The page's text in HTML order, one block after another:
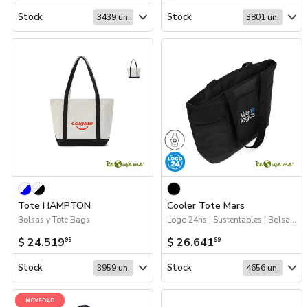
Stock 3439 un. Stock 3801 un.
Tote HAMPTON
Bolsas y Tote Bags
$ 24.51999
Stock 3959 un.
Cooler Tote Mars
Logo 24hs | Sustentables | Bolsas y Tote Bags | Coolers y luncheras
$ 26.64199
Stock 4656 un.
NOVEDAD